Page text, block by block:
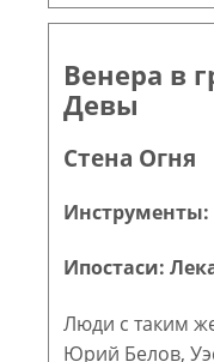
Венера в
Девы
Стена Огня
Ипостаси:
Люди с таким
Юрий Белов,